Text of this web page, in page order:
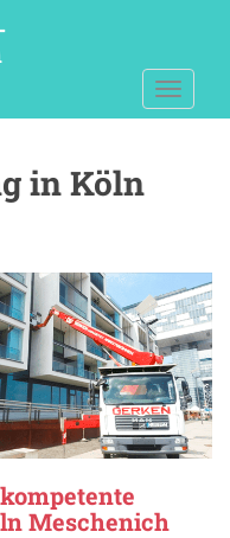
in Köln
Meschenich